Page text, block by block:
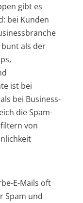
gibt es
bei Kunden
als der
ist bei
bei Business-
die Spam-
von
E-Mails oft
Spam und